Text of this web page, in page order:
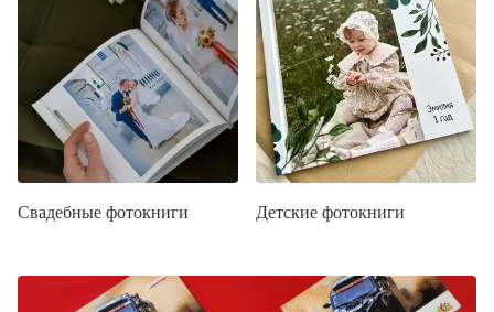
Свадебные фотокниги Детские фотокниги